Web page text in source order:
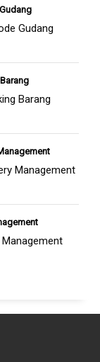
Gudang
Barang
Management